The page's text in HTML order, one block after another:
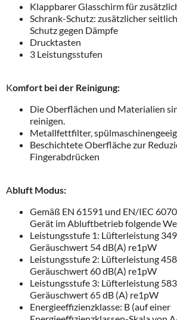
Klappbarer Glasschirm für
Schrank-Schutz: zusätzlicher
Schutz gegen Dämpfe
Drucktasten
3 Leistungsstufen
Komfort bei der Reinigung:
Die Oberflächen und Materialien
reinigen.
Metallfettfilter,
Beschichtete Oberfläche zur
Fingerabdrücken
Abluft Modus:
Gemäß EN 61591 und EN/IEC
Gerät im Abluftbetrieb folgende
Leistungsstufe 1: Lüfterleistung
Geräuschwert 54 dB(A) re1pW
Leistungsstufe 2: Lüfterleistung
Geräuschwert 60 dB(A) re1pW
Leistungsstufe 3: Lüfterleistung
Geräuschwert 65 dB (A) re1pW
Energieeffizienzklasse: B (auf einer